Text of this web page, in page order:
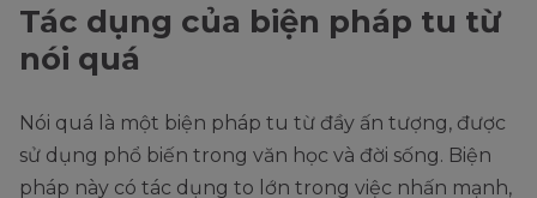
Tác dụng của biện pháp tu từ
nói quá
Nói quá là một biện pháp tu từ đầy ấn tượng, được
sử dụng phổ biến trong văn học và đời sống. Biện
pháp này có tác dụng to lớn trong việc nhấn mạnh,